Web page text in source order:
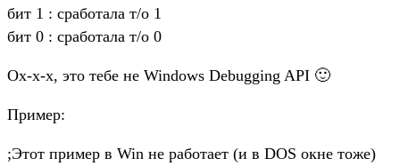
бит 1 : сработала т/о 1
бит 0 : сработала т/о 0
Ox-x-x, это тебе не Windows Debugging API 🙂
Пример:
;Этот пример в Win не работает (и в DOS окне тоже)